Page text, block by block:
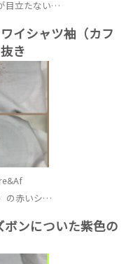
目立たない…
イシャツ袖（カフ
き
の赤いシ…
ボンについた紫色の